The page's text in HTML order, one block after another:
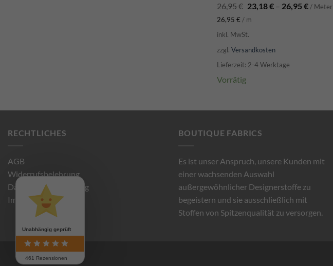
von 5
26,95€ 23,18€ – 26,95€ / Meter
26,95€ / m
inkl. MwSt.
zzgl.Versandkosten
Lieferzeit: 2-4 Werktage
Vorrätig
RECHTLICHES
AGB
Widerrufsbelehrung
Datenschutzbelehrung
Impressum
BOUTIQUE FABRICS
Es ist unser Anspruch, unsere Kunden mit
einer wachsenden Auswahl
außergewöhnlicher Designerstoffe zu
begeistern und sie ausschließlich mit
Stoffen von Spitzenqualität zu versorgen.
Unabhängig geprüft
461 Rezensionen